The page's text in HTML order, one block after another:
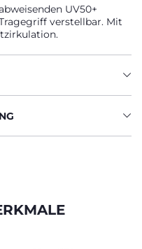
UV50+
verstellbar. Mit